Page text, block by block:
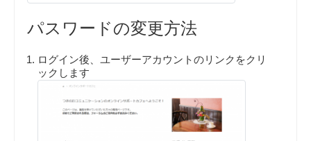
パスワードの変更方法
ログイン後、ユーザーアカウントのリンクをクリ
ックします